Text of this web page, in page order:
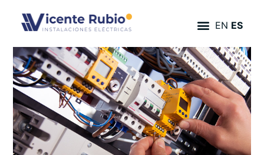
EN ES